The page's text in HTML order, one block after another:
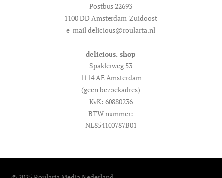
Postbus 22693
1100 DD Amsterdam-Zuidoost
e-mail delicious@roularta.nl
delicious. shop
Spaklerweg 53
1114 AE Amsterdam
(geen bezoekadres)
KvK: 60880236
BTW nummer:
NL854100787B01